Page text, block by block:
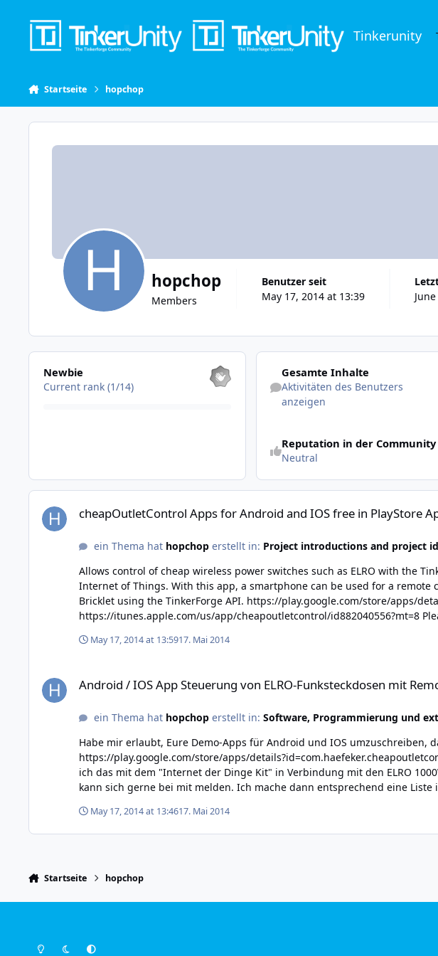
Tinkerunity
Startseite hopchop
hopchop
Members
Benutzer seit
May 17, 2014 at 13:39
Alle anzeigen
Newbie
Current rank (1/14)
Aktivitäten des Benutzers anzeigen
Gesamte Inhalte
Aktivitäten des Benutzers
anzeigen
Reputation in der Community
Neutral
cheapOutletControl Apps for Android and IOS free in PlayStore AppStore
cheapOutletControl Apps for Android and IOS free in PlayStore
ein Thema hat hopchoperstellt in: Project introductions and project
Allows control of cheap wireless power switches such as ELRO with the
Internet of Things. With this app, a smartphone can be used for a remote control forwireless power switches. The app communicates with the TinkerForge Remote Switch
Bricklet using the TinkerForge API. https://play.google.com/store/apps/details?id=com.haefeker.cheapoutletcontrol or
https://itunes.apple.com/us/app/cheapoutletcontrol/id882040556?mt=8 Please let me know, which devices you have successfully controlled with this app. I have so far had
May 17, 2014 at 13:5917. Mai 2014
Android / IOS App Steuerung von ELRO-Funksteckdosen mit
ein Thema hat hopchoperstellt in: Software, Programmierung und
Habe mir erlaubt, Eure Demo-Apps für Android und IOS umzuschreiben,
https://play.google.com/store/apps/details?id=com.haefeker.cheapoutletcontrol oder https://itunes.apple.com/us/app/cheapoutletcontrol/id882040556?mt=8
ich das mit dem "Internet der Dinge Kit" in Verbindung mit den ELRO 1000W und Outdoor Funksteckdosen. Wer das
May 17, 2014 at 13:4617. Mai 2014
Startseite hopchop
Light ModeDark ModeSystem Preference